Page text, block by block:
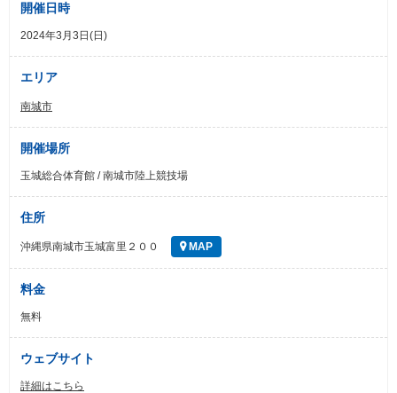
開催日時
2024年3月3日(日)
エリア
南城市
開催場所
玉城総合体育館 / 南城市陸上競技場
住所
沖縄県南城市玉城富里２００ MAP
料金
無料
ウェブサイト
詳細はこちら